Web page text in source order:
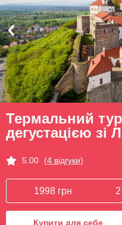
Термальний
дегустацією зі
5.00 (4 відгуки)
1998 грн
Купити для себе